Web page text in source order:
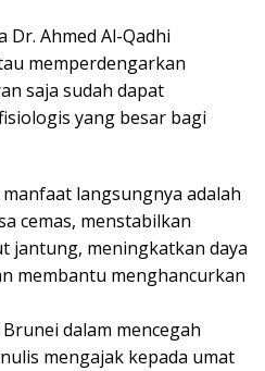
Ahmed Al-Qadhi
memperdengarkan
saja sudah dapat
yang besar bagi
langsungnya adalah
cemas, menstabilkan
jantung, meningkatkan daya
membantu menghancurkan
dalam mencegah
mengajak kepada umat